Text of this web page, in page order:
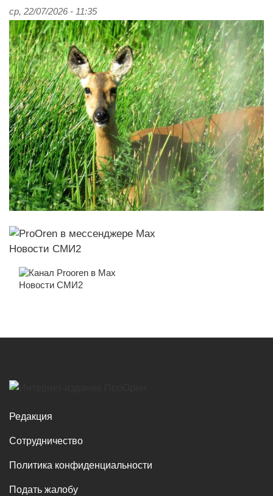
ср, 22/07/2026 - 11:35
Новости СМИ2
Новости СМИ2
Редакция
Сотрудничество
Политика конфиденциальности
Подать жалобу